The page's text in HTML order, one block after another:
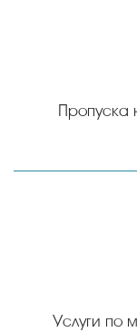
Пропуска
Услуги по